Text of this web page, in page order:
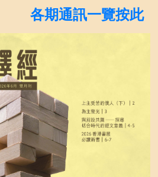
各期通訊一覽按此